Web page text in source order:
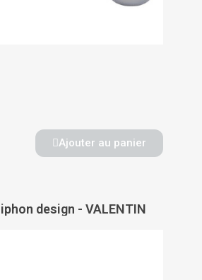
Ajouter au panier
design - VALENTIN